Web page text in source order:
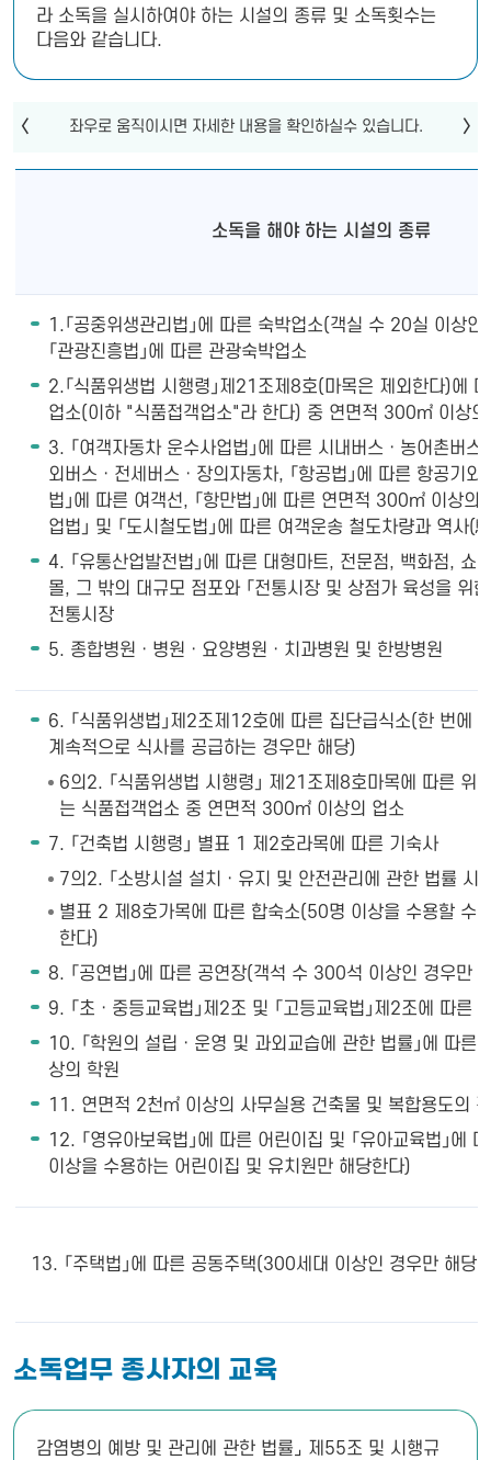
라 소독을 실시하여야 하는 시설의 종류 및 소독횟수는
다음와 같습니다.
소독을 해야 하는 시설의 종류
1.「공중위생관리법」에 따른 숙박업소(객실 수 20실 이상
「관광진흥법」에 따른 관광숙박업소
2.「식품위생법 시행령」제21조제8호(마목은 제외한다)에
업소(이하 "식품접객업소"라 한다) 중 연면적 300㎡ 이상
3. 「여객자동차 운수사업법」에 따른 시내버스ㆍ농어촌버스
외버스ㆍ전세버스ㆍ장의자동차, 「항공법」에 따른 항공기와
법」에 따른 여객선, 「항만법」에 따른 연면적 300㎡ 이상의
업법」 및 「도시철도법」에 따른 여객운송 철도차량과 역사(
4. 「유통산업발전법」에 따른 대형마트, 전문점, 백화점, 쇼
몰, 그 밖의 대규모 점포와 「전통시장 및 상점가 육성을 위
전통시장
5. 종합병원ㆍ병원ㆍ요양병원ㆍ치과병원 및 한방병원
6. 「식품위생법」제2조제12호에 따른 집단급식소(한 번에
계속적으로 식사를 공급하는 경우만 해당)
6의2. 「식품위생법 시행령」 제21조제8호마목에 따른 위
는 식품접객업소 중 연면적 300㎡ 이상의 업소
7. 「건축법 시행령」 별표 1 제2호라목에 따른 기숙사
7의2. 「소방시설 설치ㆍ유지 및 안전관리에 관한 법률 시
별표 2 제8호가목에 따른 합숙소(50명 이상을 수용할 수
한다)
8. 「공연법」에 따른 공연장(객석 수 300석 이상인 경우만
9. 「초ㆍ중등교육법」제2조 및 「고등교육법」제2조에 따른
10. 「학원의 설립ㆍ운영 및 과외교습에 관한 법률」에 따른
상의 학원
11. 연면적 2천㎡ 이상의 사무실용 건축물 및 복합용도의
12. 「영유아보육법」에 따른 어린이집 및 「유아교육법」에
이상을 수용하는 어린이집 및 유치원만 해당한다)
13. 「주택법」에 따른 공동주택(300세대 이상인 경우만 해당
소독업무 종사자의 교육
감염병의 예방 및 관리에 관한 법률⌟ 제55조 및 시행규